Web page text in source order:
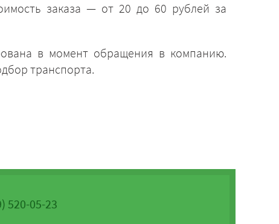
заказа — от 20 до 60 рублей за
в момент обращения в компанию.
транспорта.
520-05-23